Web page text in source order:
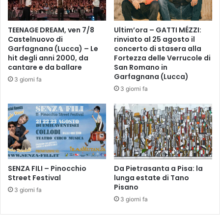
t
e
r
o
s
a
N
e
m
i
A
r
t
i
n
o
u
s
T
a
k
e
u
c
h
i
p
o
r
t
a
TEENAGE DREAM, ven 7/8
Castelnuovo di
Garfagnana (Lucca) – Le
hit degli anni 2000, da
cantare e da ballare
3 giorni fa
Ultim’ora – GATTI MÉZZI:
rinviato al 25 agosto il
concerto di stasera alla
Fortezza delle Verrucole di
San Romano in
Garfagnana (Lucca)
3 giorni fa
SENZA FILI – Pinocchio
Street Festival
3 giorni fa
Da Pietrasanta a Pisa: la
lunga estate di Tano
Pisano
3 giorni fa